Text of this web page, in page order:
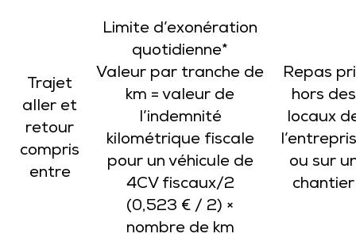
Trajet
aller et
retour
compris
entre
Limite d’exonération
quotidienne*
Valeur par tranche de
km = valeur de
l’indemnité
kilométrique fiscale
pour un véhicule de
4CV fiscaux/2
(0,523 € / 2) ×
nombre de km
Repas
hors des
locaux
ou sur
chantier